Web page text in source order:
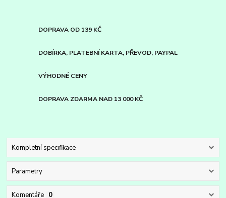
DOPRAVA OD 139 KČ
DOBÍRKA, PLATEBNÍ KARTA, PŘEVOD, PAYPAL
VÝHODNÉ CENY
DOPRAVA ZDARMA NAD 13 000 KČ
Kompletní specifikace
Parametry
Komentáře 0